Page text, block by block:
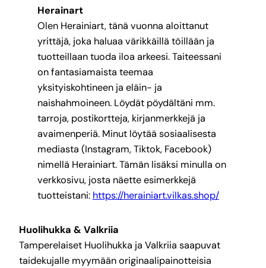
Herainart
Olen Herainiart, tänä vuonna aloittanut
yrittäjä, joka haluaa värikkäillä töillään ja
tuotteillaan tuoda iloa arkeesi. Taiteessani
on fantasiamaista teemaa
yksityiskohtineen ja eläin- ja
naishahmoineen. Löydät pöydältäni mm.
tarroja, postikortteja, kirjanmerkkejä ja
avaimenperiä. Minut löytää sosiaalisesta
mediasta (Instagram, Tiktok, Facebook)
nimellä Herainiart. Tämän lisäksi minulla on
verkkosivu, josta näette esimerkkejä
tuotteistani: https://herainiart.vilkas.shop/
Huolihukka & Valkriia
Tamperelaiset Huolihukka ja Valkriia saapuvat
taidekujalle myymään originaalipainotteisia